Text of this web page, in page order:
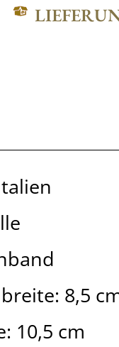
8,5
10,5 cm